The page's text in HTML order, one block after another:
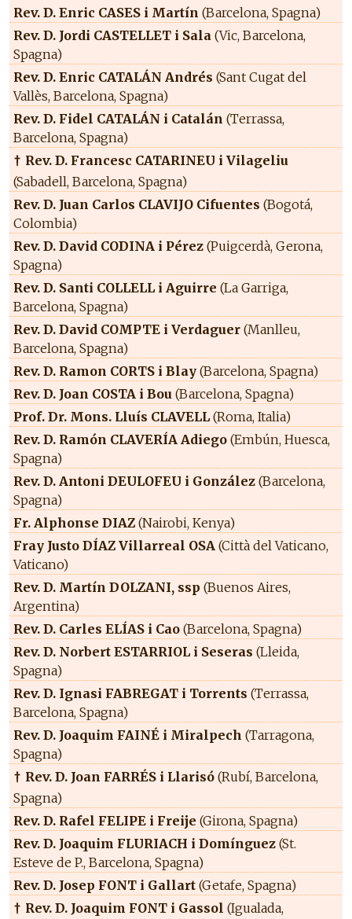
Rev. D. Enric CASES i Martín (Barcelona, Spagna)
Rev. D. Jordi CASTELLET i Sala (Vic, Barcelona,
Spagna)
Rev. D. Enric CATALÁN Andrés (Sant Cugat del
Vallès, Barcelona, Spagna)
Rev. D. Fidel CATALÁN i Catalán (Terrassa,
Barcelona, Spagna)
† Rev. D. Francesc CATARINEU i Vilageliu
(Sabadell, Barcelona, Spagna)
Rev. D. Juan Carlos CLAVIJO Cifuentes (Bogotá,
Colombia)
Rev. D. David CODINA i Pérez (Puigcerdà, Gerona,
Spagna)
Rev. D. Santi COLLELL i Aguirre (La Garriga,
Barcelona, Spagna)
Rev. D. David COMPTE i Verdaguer (Manlleu,
Barcelona, Spagna)
Rev. D. Ramon CORTS i Blay (Barcelona, Spagna)
Rev. D. Joan COSTA i Bou (Barcelona, Spagna)
Prof. Dr. Mons. Lluís CLAVELL (Roma, Italia)
Rev. D. Ramón CLAVERÍA Adiego (Embún, Huesca,
Spagna)
Rev. D. Antoni DEULOFEU i González (Barcelona,
Spagna)
Fr. Alphonse DIAZ (Nairobi, Kenya)
Fray Justo DÍAZ Villarreal OSA (Città del Vaticano,
Vaticano)
Rev. D. Martín DOLZANI, ssp (Buenos Aires,
Argentina)
Rev. D. Carles ELÍAS i Cao (Barcelona, Spagna)
Rev. D. Norbert ESTARRIOL i Seseras (Lleida,
Spagna)
Rev. D. Ignasi FABREGAT i Torrents (Terrassa,
Barcelona, Spagna)
Rev. D. Joaquim FAINÉ i Miralpech (Tarragona,
Spagna)
† Rev. D. Joan FARRÉS i Llarisó (Rubí, Barcelona,
Spagna)
Rev. D. Rafel FELIPE i Freije (Girona, Spagna)
Rev. D. Joaquim FLURIACH i Domínguez (St.
Esteve de P., Barcelona, Spagna)
Rev. D. Josep FONT i Gallart (Getafe, Spagna)
† Rev. D. Joaquim FONT i Gassol (Igualada,